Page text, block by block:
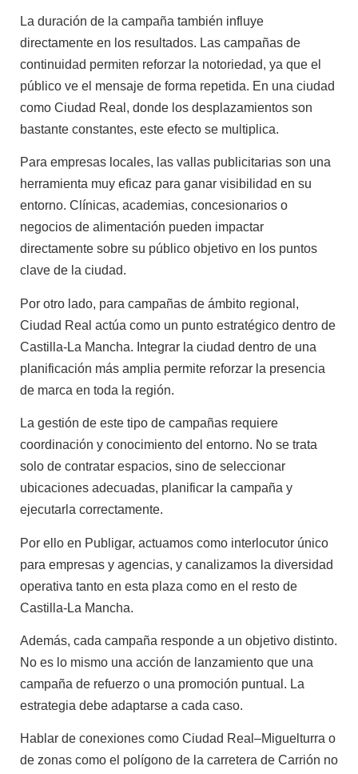
La duración de la campaña también influye
directamente en los resultados. Las campañas de
continuidad permiten reforzar la notoriedad, ya que el
público ve el mensaje de forma repetida. En una ciudad
como Ciudad Real, donde los desplazamientos son
bastante constantes, este efecto se multiplica.
Para empresas locales, las vallas publicitarias son una
herramienta muy eficaz para ganar visibilidad en su
entorno. Clínicas, academias, concesionarios o
negocios de alimentación pueden impactar
directamente sobre su público objetivo en los puntos
clave de la ciudad.
Por otro lado, para campañas de ámbito regional,
Ciudad Real actúa como un punto estratégico dentro de
Castilla-La Mancha. Integrar la ciudad dentro de una
planificación más amplia permite reforzar la presencia
de marca en toda la región.
La gestión de este tipo de campañas requiere
coordinación y conocimiento del entorno. No se trata
solo de contratar espacios, sino de seleccionar
ubicaciones adecuadas, planificar la campaña y
ejecutarla correctamente.
Por ello en Publigar, actuamos como interlocutor único
para empresas y agencias, y canalizamos la diversidad
operativa tanto en esta plaza como en el resto de
Castilla-La Mancha.
Además, cada campaña responde a un objetivo distinto.
No es lo mismo una acción de lanzamiento que una
campaña de refuerzo o una promoción puntual. La
estrategia debe adaptarse a cada caso.
Hablar de conexiones como Ciudad Real–Miguelturra o
de zonas como el polígono de la carretera de Carrión no